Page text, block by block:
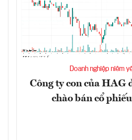
Doanh nghiệp niêm
Công ty con của HAG
chào bán cổ